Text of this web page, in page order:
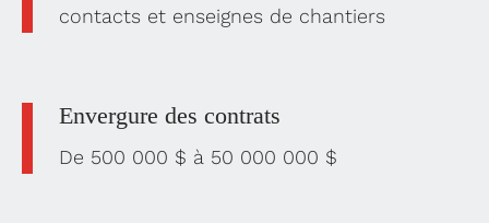
contacts et enseignes de chantiers
Envergure des contrats
De 500 000 $ à 50 000 000 $